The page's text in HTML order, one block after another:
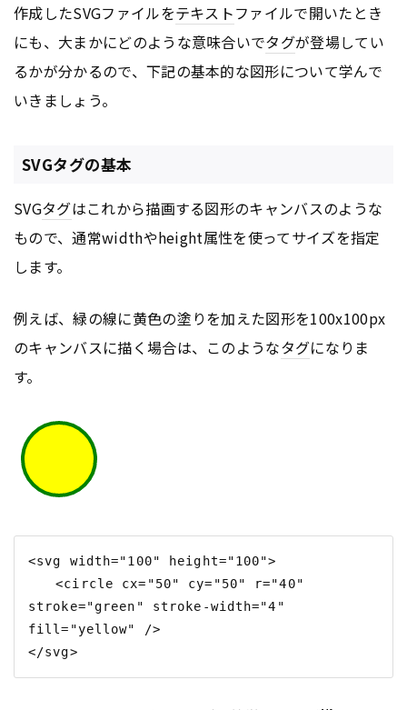
作成したSVGファイルをテキストファイルで開いたとき
にも、大まかにどのような意味合いでタグが登場してい
るかが分かるので、下記の基本的な図形について学んで
いきましょう。
SVGタグの基本
SVGタグはこれから描画する図形のキャンバスのような
もので、通常widthやheight属性を使ってサイズを指定
します。
例えば、緑の線に黄色の塗りを加えた図形を100x100px
のキャンバスに描く場合は、このようなタグになりま
す。
<svg width="100" height="100">
<circle cx="50" cy="50" r="40"
stroke="green" stroke-width="4"
fill="yellow" />